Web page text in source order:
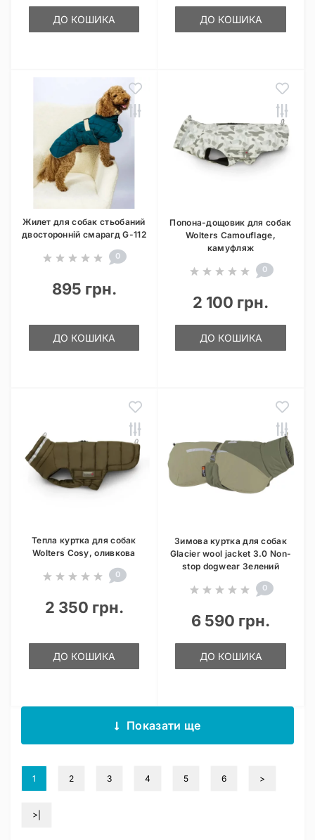
ДО КОШИКА ДО КОШИКА
Жилет для собак стьобаний
двосторонній смарагд G-112
0
895 грн.
ДО КОШИКА
Попона-дощовик для собак
Wolters Camouflage,
камуфляж
0
2 100 грн.
ДО КОШИКА
Тепла куртка для собак
Wolters Cosy, оливкова
0
2 350 грн.
ДО КОШИКА
Зимова куртка для собак
Glacier wool jacket 3.0 Non-
stop dogwear Зелений
0
6 590 грн.
ДО КОШИКА
Показати ще
1 2 3 4 5 6 >
>|